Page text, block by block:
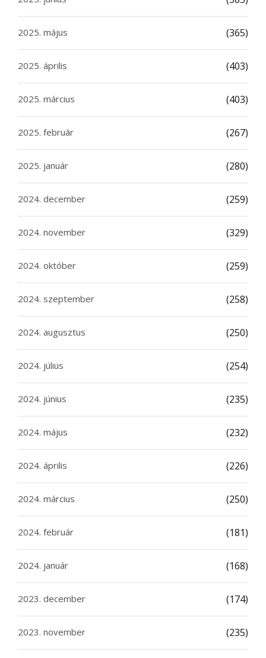
2025. május (365)
2025. április (403)
2025. március (403)
2025. február (267)
2025. január (280)
2024. december (259)
2024. november (329)
2024. október (259)
2024. szeptember (258)
2024. augusztus (250)
2024. július (254)
2024. június (235)
2024. május (232)
2024. április (226)
2024. március (250)
2024. február (181)
2024. január (168)
2023. december (174)
2023. november (235)